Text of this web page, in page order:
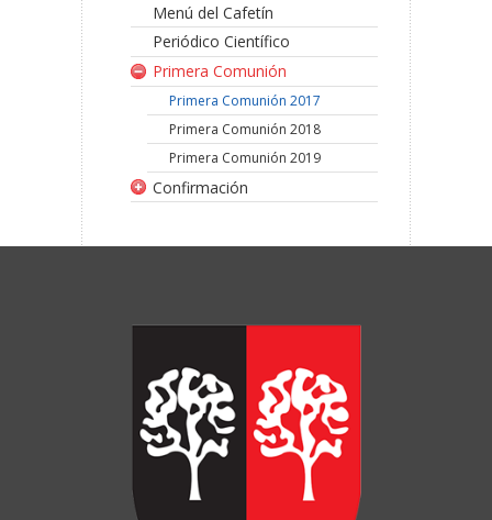
Menú del Cafetín
Periódico Científico
Primera Comunión
Primera Comunión 2017
Primera Comunión 2018
Primera Comunión 2019
Confirmación